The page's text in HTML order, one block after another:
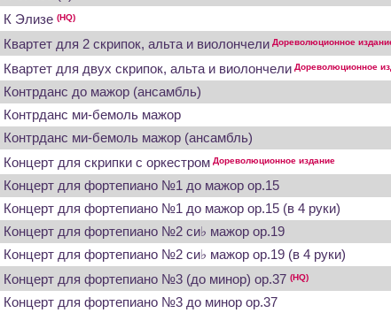
К Элизе (HQ)
Квартет для 2 скрипок, альта и виолончели Дореволюционное
Квартет для двух скрипок, альта и виолончели Дореволюционное
Контрданс до мажор (ансамбль)
Контрданс ми-бемоль мажор
Контрданс ми-бемоль мажор (ансамбль)
Концерт для скрипки с оркестром Дореволюционное издание
Концерт для фортепиано №1 до мажор op.15
Концерт для фортепиано №1 до мажор op.15 (в 4 руки)
Концерт для фортепиано №2 си♭ мажор op.19
Концерт для фортепиано №2 си♭ мажор op.19 (в 4 руки)
Концерт для фортепиано №3 (до минор) op.37 (HQ)
Концерт для фортепиано №3 до минор op.37